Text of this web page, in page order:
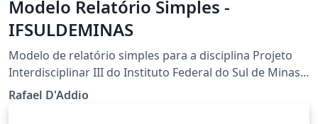
Modelo Relatório Simples -
IFSULDEMINAS
Modelo de relatório simples para a disciplina Projeto
Interdisciplinar III do Instituto Federal do Sul de Minas -
campus Poços de Caldas. O template é uma
Rafael D'Addio